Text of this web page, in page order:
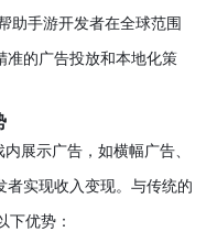
助手游开发者在全球范围
准的广告投放和本地化策
展示广告，如横幅广告、
实现收入变现。与传统的
下优势：